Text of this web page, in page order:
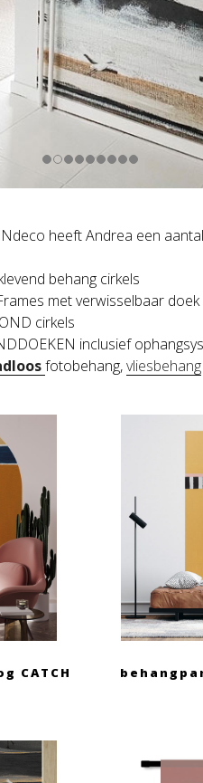
heeft Andrea een
behang cirkels
met verwisselbaar doek
cirkels
inclusief
fotobehang,vliesbehang
CATCH